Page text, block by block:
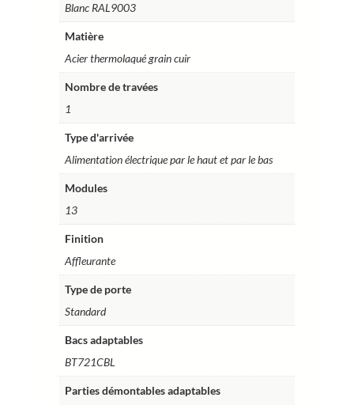
Blanc RAL9003
Matière
Acier thermolaqué grain cuir
Nombre de travées
1
Type d'arrivée
Alimentation électrique par le haut et par le bas
Modules
13
Finition
Affleurante
Type de porte
Standard
Bacs adaptables
BT721CBL
Parties démontables adaptables